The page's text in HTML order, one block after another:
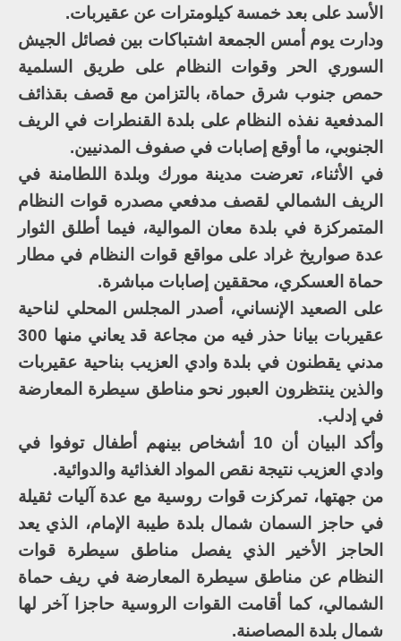
الأسد على بعد خمسة كيلومترات عن عقيربات.
ودارت يوم أمس الجمعة اشتباكات بين فصائل الجيش
السوري الحر وقوات النظام على طريق السلمية
حمص جنوب شرق حماة، بالتزامن مع قصف بقذائف
المدفعية نفذه النظام على بلدة القنطرات في الريف
الجنوبي، ما أوقع إصابات في صفوف المدنيين.
في الأثناء، تعرضت مدينة مورك وبلدة اللطامنة في
الريف الشمالي لقصف مدفعي مصدره قوات النظام
المتمركزة في بلدة معان الموالية، فيما أطلق الثوار
عدة صواريخ غراد على مواقع قوات النظام في مطار
حماة العسكري، محققين إصابات مباشرة.
على الصعيد الإنساني، أصدر المجلس المحلي لناحية
عقيربات بيانا حذر فيه من مجاعة قد يعاني منها 300
مدني يقطنون في بلدة وادي العزيب بناحية عقيربات
والذين ينتظرون العبور نحو مناطق سيطرة المعارضة
في إدلب.
وأكد البيان أن 10 أشخاص بينهم أطفال توفوا في
وادي العزيب نتيجة نقص المواد الغذائية والدوائية.
من جهتها، تمركزت قوات روسية مع عدة آليات ثقيلة
في حاجز السمان شمال بلدة طيبة الإمام، الذي يعد
الحاجز الأخير الذي يفصل مناطق سيطرة قوات
النظام عن مناطق سيطرة المعارضة في ريف حماة
الشمالي، كما أقامت القوات الروسية حاجزا آخر لها
شمال بلدة المصاصنة.